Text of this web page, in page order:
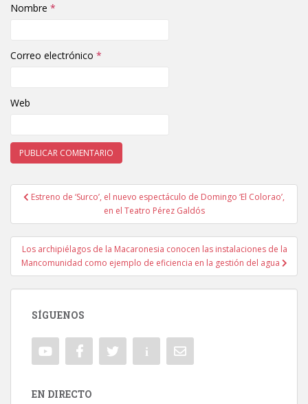
Nombre *
Correo electrónico *
Web
Navegación de entradas
Estreno de ‘Surco’, el nuevo espectáculo de Domingo ‘El Colorao’,
en el Teatro Pérez Galdós
Los archipiélagos de la Macaronesia conocen las instalaciones de la
Mancomunidad como ejemplo de eficiencia en la gestión del agua
SÍGUENOS
EN DIRECTO